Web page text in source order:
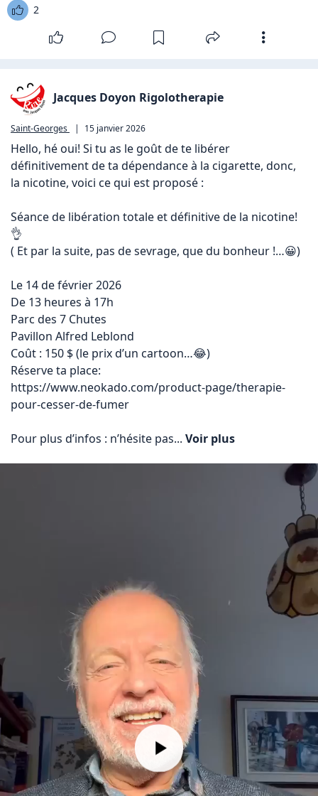
2
Jacques Doyon Rigolotherapie
Saint-Georges | 15 janvier 2026
Hello, hé oui! Si tu as le goût de te libérer
définitivement de ta dépendance à la cigarette, donc,
la nicotine, voici ce qui est proposé :
Séance de libération totale et définitive de la nicotine!
👌
( Et par la suite, pas de sevrage, que du bonheur !…😀)
Le 14 de février 2026
De 13 heures à 17h
Parc des 7 Chutes
Pavillon Alfred Leblond
Coût : 150 $ (le prix d’un cartoon…😂)
https://www.neokado.com/product-page/therapie-
pour-cesser-de-fumer
Pour plus d’infos : n’hésite pas... Voir plus